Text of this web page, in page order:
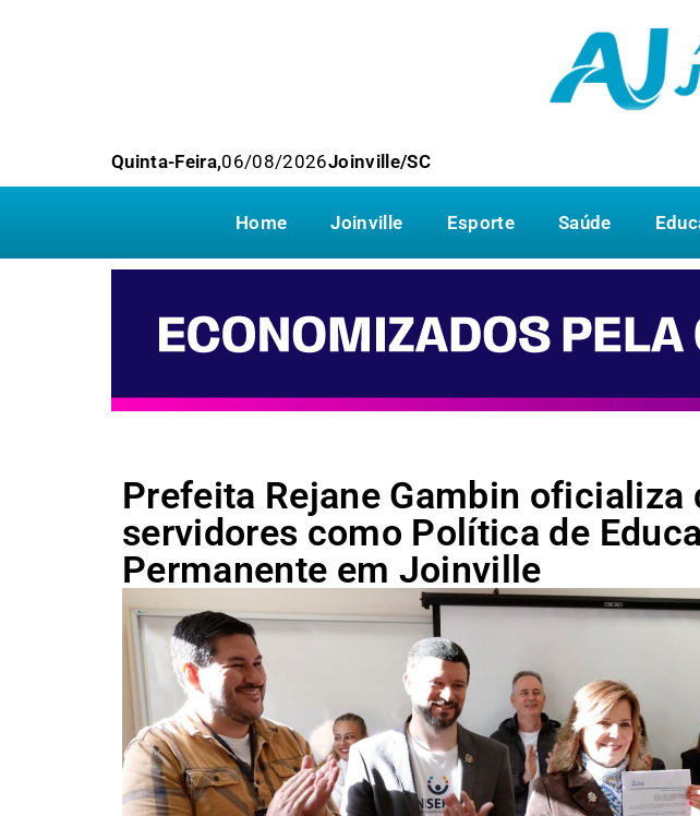
Quinta-Feira,06/08/2026Joinville/SC
Home Joinville Esporte Saúde
Prefeita Rejane Gambin
servidores como Política de
Permanente em Joinville